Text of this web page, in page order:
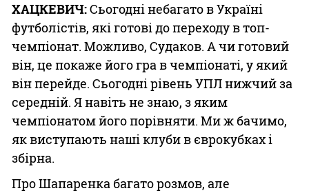
ХАЦКЕВИЧ:Сьогодні небагато в Україні
футболістів, які готові до переходу в топ-
чемпіонат. Можливо, Судаков. А чи готовий
він, це покаже його гра в чемпіонаті, у який
він перейде. Сьогодні рівень УПЛ нижчий за
середній. Я навіть не знаю, з яким
чемпіонатом його порівняти. Ми ж бачимо,
як виступають наші клуби в єврокубках і
збірна.
Про Шапаренка багато розмов, але